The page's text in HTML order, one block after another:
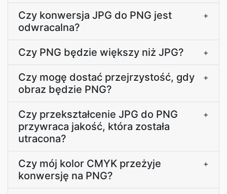
Czy konwersja JPG do PNG jest
odwracalna?
+
Czy PNG będzie większy niż JPG? +
Czy mogę dostać przejrzystość, gdy
obraz będzie PNG?
+
Czy przekształcenie JPG do PNG
przywraca jakość, która została
utracona?
+
Czy mój kolor CMYK przeżyje
konwersję na PNG?
+